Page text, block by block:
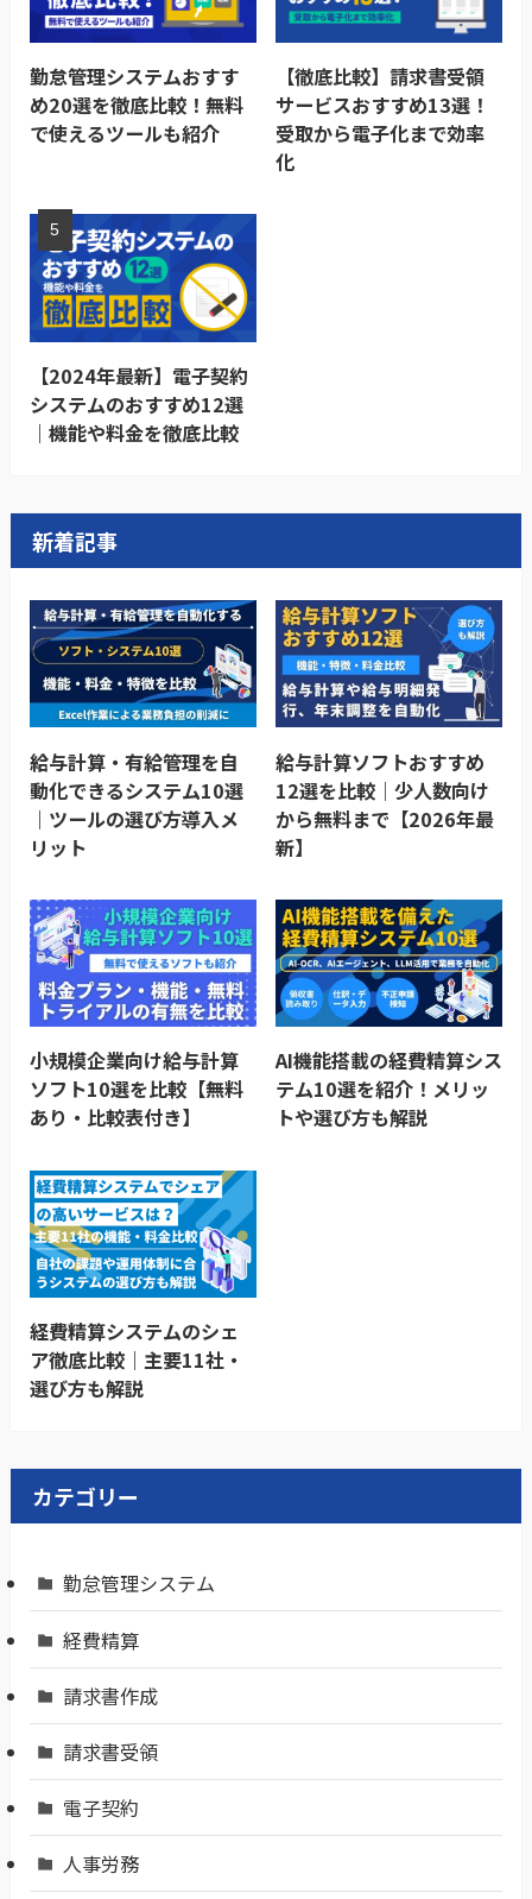
勤怠管理システムおすす
め20選を徹底比較！無料
で使えるツールも紹介
【徹底比較】請求書受領
サービスおすすめ13選！
受取から電子化まで効率
化
【2024年最新】電子契約
システムのおすすめ12選
｜機能や料金を徹底比較
新着記事
給与計算・有給管理を自
動化できるシステム10選
｜ツールの選び方導入メ
リット
給与計算ソフトおすすめ
12選を比較｜少人数向け
から無料まで【2026年最
新】
小規模企業向け給与計算
ソフト10選を比較【無料
あり・比較表付き】
AI機能搭載の経費精算シス
テム10選を紹介！メリッ
トや選び方も解説
経費精算システムのシェ
ア徹底比較｜主要11社・
選び方も解説
カテゴリー
勤怠管理システム
経費精算
請求書作成
請求書受領
電子契約
人事労務